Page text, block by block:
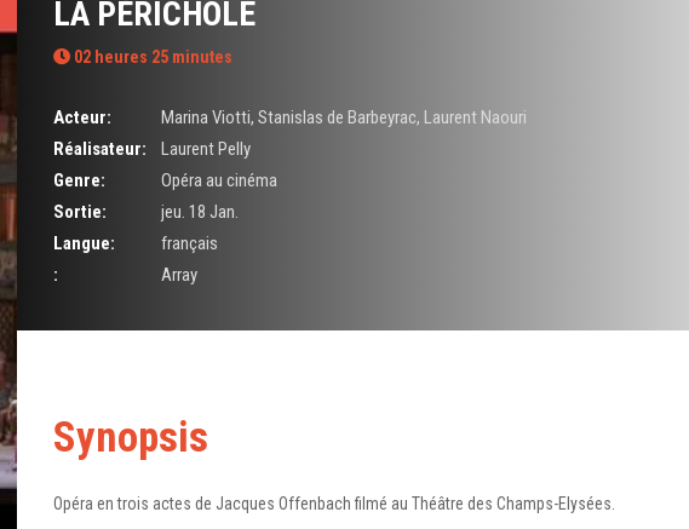
LA PÉRICHOLE
02 heures 25 minutes
Acteur: Marina Viotti, Stanislas de Barbeyrac, Laurent Naouri
Réalisateur:
Laurent Pelly
Genre:
Opéra au cinéma
Sortie:
jeu. 18 Jan.
Langue:
français
:
Array
Synopsis
Opéra en trois actes de Jacques Offenbach filmé au Théâtre des Champs-Elysées.